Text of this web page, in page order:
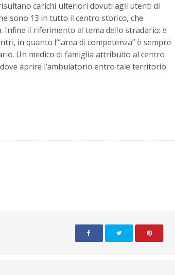
carichi ulteriori dovuti agli utenti di
sono 13 in tutto il centro storico, che
il riferimento al tema dello stradario: è
in quanto l’“area di competenza” è sempre
Un medico di famiglia attribuito al centro
aprire l’ambulatorio entro tale territorio.